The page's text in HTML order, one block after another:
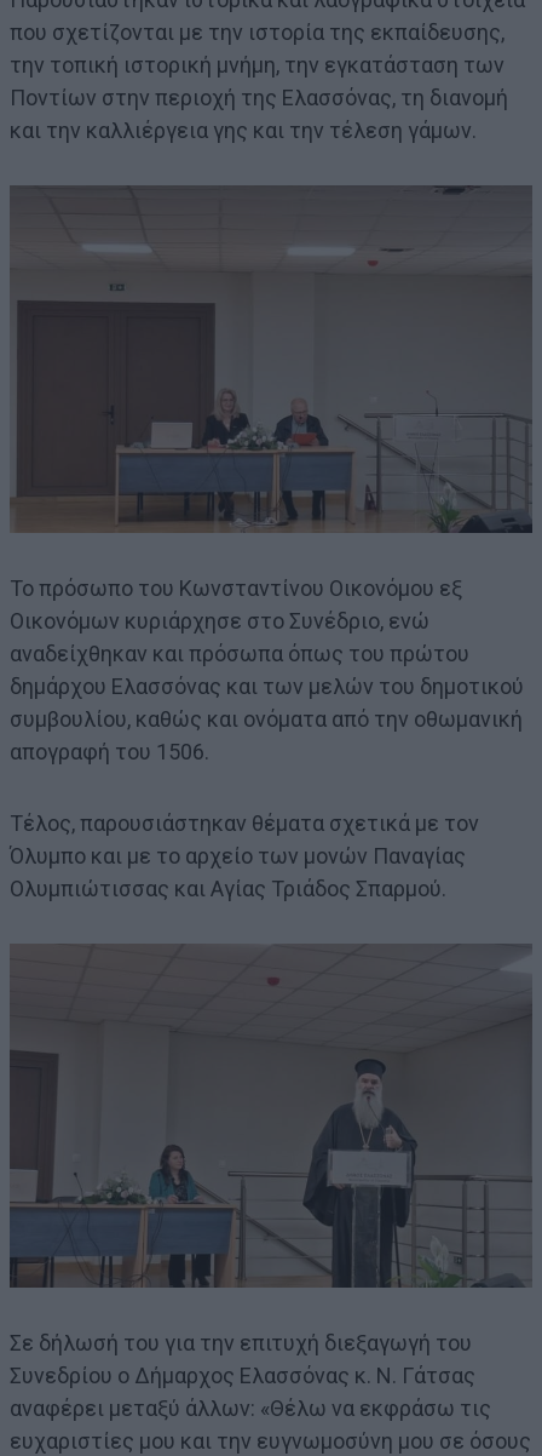
που σχετίζονται με την ιστορία της εκπαίδευσης,
την τοπική ιστορική μνήμη, την εγκατάσταση των
Ποντίων στην περιοχή της Ελασσόνας, τη διανομή
και την καλλιέργεια γης και την τέλεση γάμων.
Το πρόσωπο του Κωνσταντίνου Οικονόμου εξ
Οικονόμων κυριάρχησε στο Συνέδριο, ενώ
αναδείχθηκαν και πρόσωπα όπως του πρώτου
δημάρχου Ελασσόνας και των μελών του δημοτικού
συμβουλίου, καθώς και ονόματα από την οθωμανική
απογραφή του 1506.
Τέλος, παρουσιάστηκαν θέματα σχετικά με τον
Όλυμπο και με το αρχείο των μονών Παναγίας
Ολυμπιώτισσας και Αγίας Τριάδος Σπαρμού.
Σε δήλωσή του για την επιτυχή διεξαγωγή του
Συνεδρίου ο Δήμαρχος Ελασσόνας κ. Ν. Γάτσας
αναφέρει μεταξύ άλλων: «Θέλω να εκφράσω τις
ευχαριστίες μου και την ευγνωμοσύνη μου σε όσους